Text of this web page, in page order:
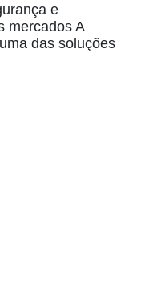
e
mercados A
das soluções